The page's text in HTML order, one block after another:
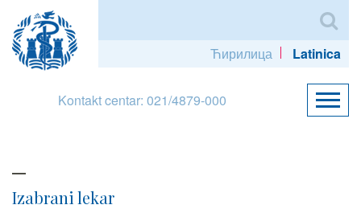
Ћирилица Latinica
Kontakt centar: 021/4879-000
Izabrani lekar